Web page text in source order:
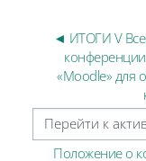
◄ ИТОГИ V
«Moodle» для
Перейти к
Положение о